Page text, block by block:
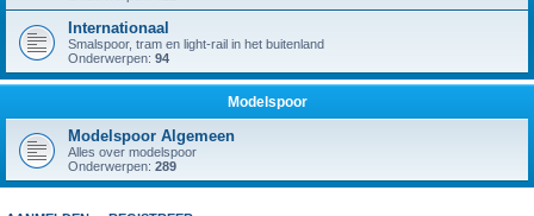
Internationaal
Smalspoor, tram en light-rail in het buitenland
Onderwerpen: 94
Modelspoor
Modelspoor Algemeen
Alles over modelspoor
Onderwerpen: 289